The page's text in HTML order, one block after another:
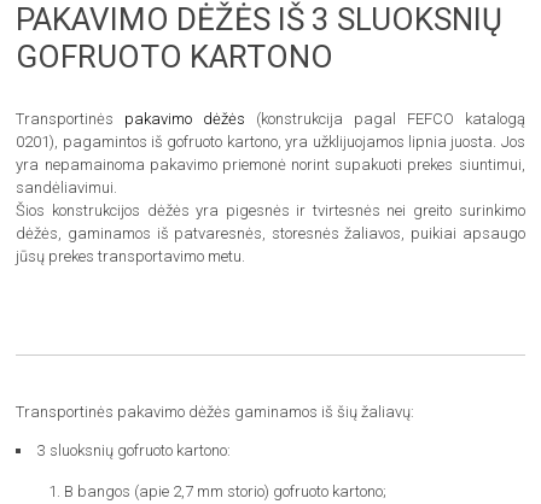
PAKAVIMO DĖŽĖS IŠ 3 SLUOKSNIŲ
GOFRUOTO KARTONO
Transportinės pakavimo dėžės (konstrukcija pagal FEFCO katalogą
0201), pagamintos iš gofruoto kartono, yra užklijuojamos lipnia juosta. Jos
yra nepamainoma pakavimo priemonė norint supakuoti prekes siuntimui,
sandėliavimui.
Šios konstrukcijos dėžės yra pigesnės ir tvirtesnės nei greito surinkimo
dėžės, gaminamos iš patvaresnės, storesnės žaliavos, puikiai apsaugo
jūsų prekes transportavimo metu.
Transportinės pakavimo dėžės gaminamos iš šių žaliavų:
3 sluoksnių gofruoto kartono:
B bangos (apie 2,7 mm storio) gofruoto kartono;